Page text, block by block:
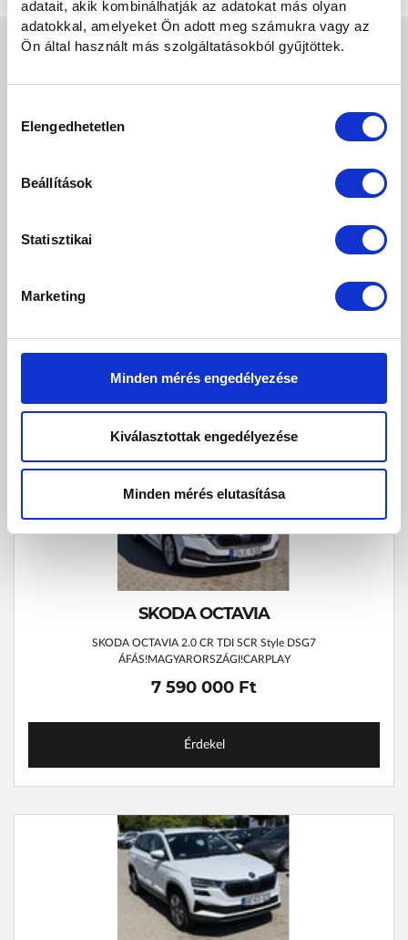
adatait, akik kombinálhatják az adatokat más olyan
adatokkal, amelyeket Ön adott meg számukra vagy az
Ön által használt más szolgáltatásokból gyűjtöttek.
kiválasztása
Elengedhetetlen
Beállítások
Statisztikai
Marketing
Minden mérés engedélyezése
Kiválasztottak engedélyezése
Minden mérés elutasítása
10 990 000 Ft
SKODA OCTAVIA
SKODA OCTAVIA 2.0 CR TDI SCR Style DSG7
ÁFÁS!MAGYARORSZÁGI!CARPLAY
7 590 000 Ft
Érdekel